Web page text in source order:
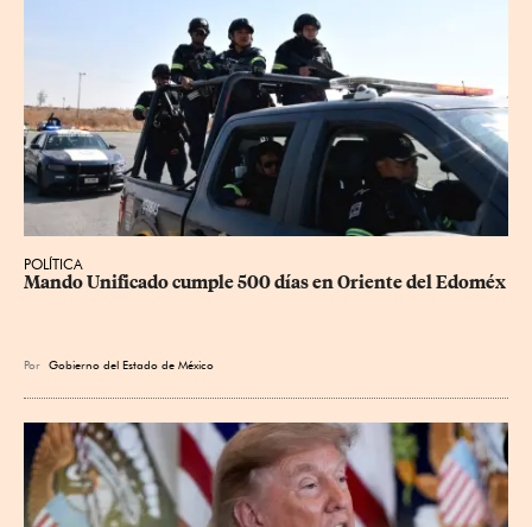
POLÍTICA
Mando Unificado cumple 500 días en Oriente del Edoméx
Por Gobierno del Estado de México